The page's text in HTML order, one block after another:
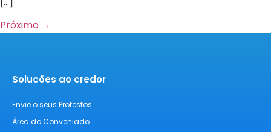
Próximo →
Solucões ao credor
Envie o seus Protestos
Área do Conveniado